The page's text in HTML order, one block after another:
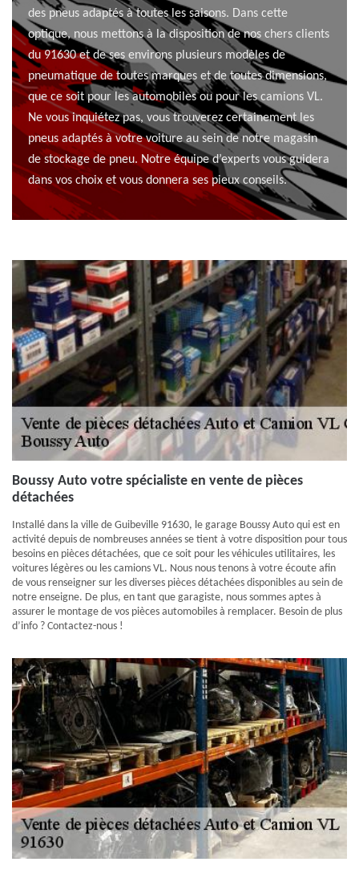
des pneus adaptés à toutes les saisons. Dans cette
optique, nous mettons à la disposition de nos chers clients
du 91630 et de ses environs plusieurs modèles de
pneumatique de toutes marques et de toutes dimensions,
que ce soit pour les automobiles ou pour les camions VL.
Ne vous inquiétez pas, vous trouverez certainement les
pneus adaptés à votre voiture au sein de notre magasin
de stockage de pneu. Notre équipe d’experts vous guidera
dans vos choix et vous donnera ses pieux conseils.
Boussy Auto votre spécialiste en vente de pièces
détachées
Installé dans la ville de Guibeville 91630, le garage Boussy Auto qui est en
activité depuis de nombreuses années se tient à votre disposition pour tous
besoins en pièces détachées, que ce soit pour les véhicules utilitaires, les
voitures légères ou les camions VL. Nous nous tenons à votre écoute afin
de vous renseigner sur les diverses pièces détachées disponibles au sein de
notre enseigne. De plus, en tant que garagiste, nous sommes aptes à
assurer le montage de vos pièces automobiles à remplacer. Besoin de plus
d’info ? Contactez-nous !